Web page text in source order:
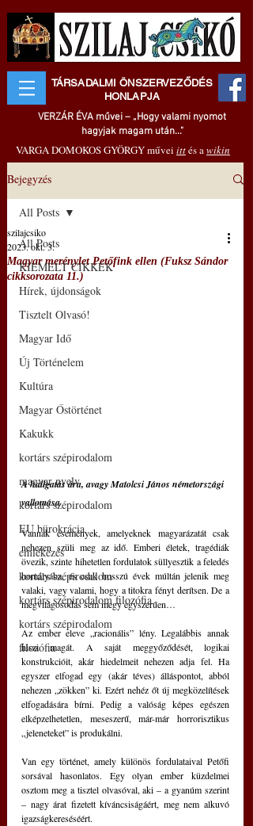
TÁRSADALMI ÖNSZERVEZŐDÉS
HONLAPJA
VERZÁR ÉVA művei – „Hogy valami nyomot
hagyjak magam után..."
VARGA DOMOKOS GYÖRGY művei ittés awikin
Bejegyzés
All Posts
KIEMELT CIKKEK
Hírek, újdonságok
Tisztelt Olvasó!
Magyar Idő
Új Történelem
Kultúra
Magyar Őstörténet
Kakukk
kortárs szépirodalom
magyar nyelv
kortárs szépirodalom
EU bürokrácia
emlékezés
kortárs szépirodalom
kortárs szépirodalom filozófia
kortárs szépirodalom
filozófia
All Posts
Magyar merénylet Petőfink ellen (Fuksz Sándor
cikksorozata 11.)
szilajcsiko
2023. okt. 3.
A hallgatás ára, avagy Matolcsi János németországi
vallomása
Vannak események, amelyeknek magyarázatát csak
nehezen szüli meg az idő. Emberi életek, tragédiák
övezik, szinte hihetetlen fordulatok süllyesztik a feledés
homályába, és csak hosszú évek múltán jelenik meg
valaki, vagy valami, hogy a titokra fényt derítsen. De a
megvilágosodás sem megy egyszerűen…
Az ember eleve „racionális” lény. Legalábbis annak
hiszi magát. A saját meggyőződését, logikai
konstrukcióit, akár hiedelmeit nehezen adja fel. Ha
egyszer elfogad egy (akár téves) álláspontot, abból
nehezen „zökken” ki. Ezért nehéz őt új megközelítések
elfogadására bírni. Pedig a valóság képes egészen
elképzelhetetlen, meseszerű, már-már horrorisztikus
„jeleneteket” is produkálni.
Van egy történet, amely különös fordulataival Petőfi
sorsával hasonlatos. Egy olyan ember küzdelmei
osztom meg a tisztel olvasóval, aki – a gyanúm szerint
– nagy árat fizetett kíváncsiságáért, meg nem alkuvó
igazságkereséséért.